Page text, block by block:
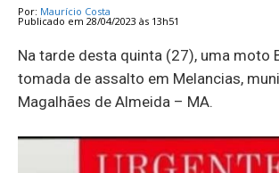
Por: Maurício Costa
Publicado em 28/04/2023 às 13h51
Na tarde desta quinta (27), uma moto
tomada de assalto em Melancias,
Magalhães de Almeida – MA.